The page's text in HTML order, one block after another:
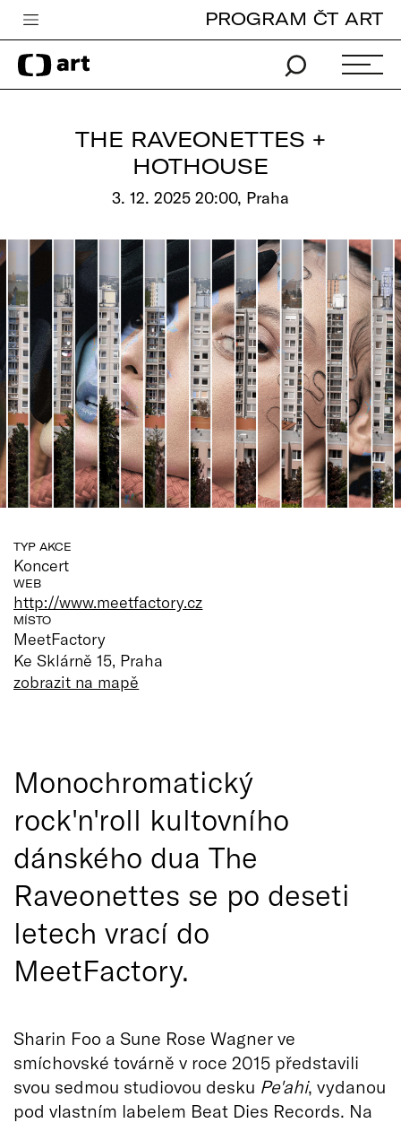
Česká televize
Zpravodajství
Vše o ČT
PROGRAM ČT ART
THE RAVEONETTES +
HOTHOUSE
3. 12. 2025 20:00, Praha
TYP AKCE
Koncert
WEB
http://www.meetfactory.cz
MÍSTO
MeetFactory
Ke Sklárně 15, Praha
zobrazit na mapě
Monochromatický
rock'n'roll kultovního
dánského dua The
Raveonettes se po deseti
letech vrací do
MeetFactory.
Sharin Foo a Sune Rose Wagner ve
smíchovské továrně v roce 2015 představili
svou sedmou studiovou desku Pe'ahi, vydanou
pod vlastním labelem Beat Dies Records. Na